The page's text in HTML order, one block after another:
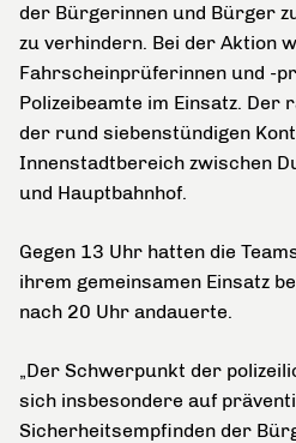
der Bürgerinnen und Bürger
zu verhindern. Bei der Aktion
Fahrscheinprüferinnen und -
Polizeibeamte im Einsatz.
der rund siebenstündigen
Innenstadtbereich zwischen
und Hauptbahnhof.
Gegen 13 Uhr hatten die
ihrem gemeinsamen Einsatz
nach 20 Uhr andauerte.
„Der Schwerpunkt der
sich insbesondere auf
Sicherheitsempfinden der